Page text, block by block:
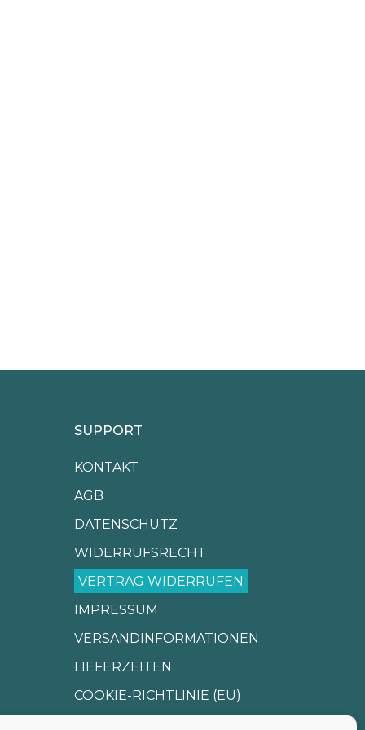
SUPPORT
KONTAKT
AGB
DATENSCHUTZ
WIDERRUFSRECHT
VERTRAG WIDERRUFEN
IMPRESSUM
VERSANDINFORMATIONEN
LIEFERZEITEN
COOKIE-RICHTLINIE (EU)